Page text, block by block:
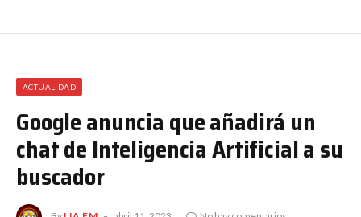
ACTUALIDAD
Google anuncia que añadirá un
chat de Inteligencia Artificial a su
buscador